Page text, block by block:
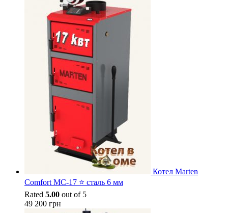
Котел Marten
Comfort MC-17 ⭐ сталь 6 мм
Rated 5.00 out of 5
49 200 грн